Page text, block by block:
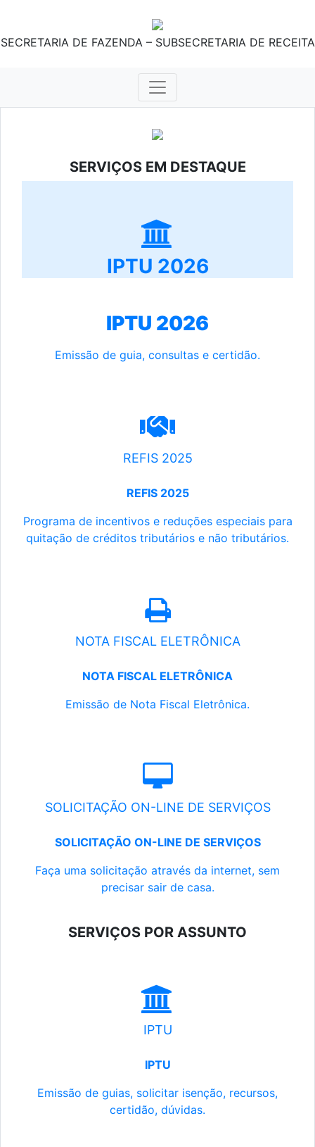
SECRETARIA DE FAZENDA – SUBSECRETARIA DE RECEITA
SERVIÇOS EM DESTAQUE
IPTU 2026
IPTU 2026
Emissão de guia, consultas e certidão.
REFIS 2025
REFIS 2025
Programa de incentivos e reduções especiais para
quitação de créditos tributários e não tributários.
NOTA FISCAL ELETRÔNICA
NOTA FISCAL ELETRÔNICA
Emissão de Nota Fiscal Eletrônica.
SOLICITAÇÃO ON-LINE DE SERVIÇOS
SOLICITAÇÃO ON-LINE DE SERVIÇOS
Faça uma solicitação através da internet, sem
precisar sair de casa.
SERVIÇOS POR ASSUNTO
IPTU
IPTU
Emissão de guias, solicitar isenção, recursos,
certidão, dúvidas.